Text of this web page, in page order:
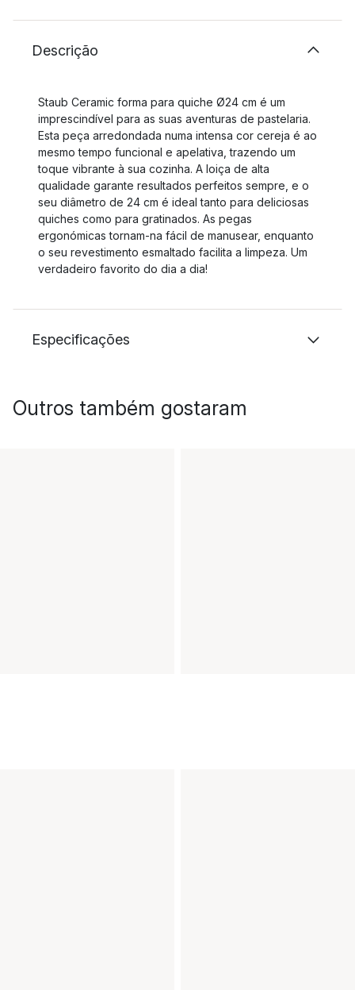
Descrição
Staub Ceramic forma para quiche Ø24 cm é um
imprescindível para as suas aventuras de pastelaria.
Esta peça arredondada numa intensa cor cereja é ao
mesmo tempo funcional e apelativa, trazendo um
toque vibrante à sua cozinha. A loiça de alta
qualidade garante resultados perfeitos sempre, e o
seu diâmetro de 24 cm é ideal tanto para deliciosas
quiches como para gratinados. As pegas
ergonómicas tornam-na fácil de manusear, enquanto
o seu revestimento esmaltado facilita a limpeza. Um
verdadeiro favorito do dia a dia!
Especificações
Outros também gostaram